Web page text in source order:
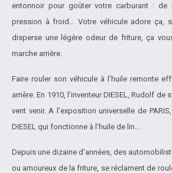
entonnoir pour goûter votre carburant : de
pression à froid… Votre véhicule adore ça,
disperse une légère odeur de friture, ça
marche arrière.
Faire rouler son véhicule à l’huile remonte
arrière. En 1910, l’inventeur DIESEL, Rudolf
vent venir. A l’exposition universelle de
DIESEL qui fonctionne à l’huile de lin…
Depuis une dizaine d’années, des
ou amoureux de la friture, se réclament de